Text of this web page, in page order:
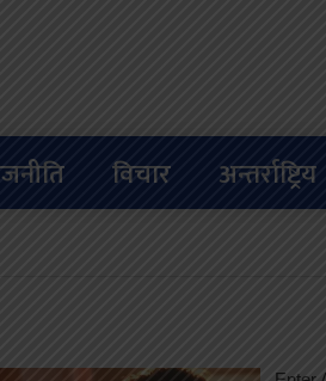
विचार अन्तर्राष्ट्रिय